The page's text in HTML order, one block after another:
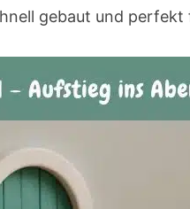
gebaut und